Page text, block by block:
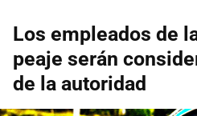
Los empleados de
peaje serán
de la autoridad